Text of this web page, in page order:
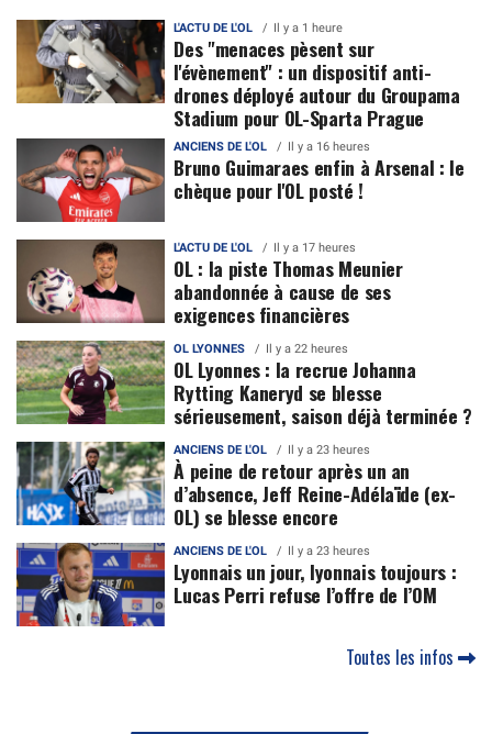
L'ACTU DE L'OL Il y a 1 heure
Des "menaces pèsent sur
l'évènement" : un dispositif anti-
drones déployé autour du Groupama
Stadium pour OL-Sparta Prague
ANCIENS DE L'OL Il y a 16 heures
Bruno Guimaraes enfin à Arsenal : le
chèque pour l'OL posté !
L'ACTU DE L'OL Il y a 17 heures
OL : la piste Thomas Meunier
abandonnée à cause de ses
exigences financières
OL LYONNES Il y a 22 heures
OL Lyonnes : la recrue Johanna
Rytting Kaneryd se blesse
sérieusement, saison déjà terminée ?
ANCIENS DE L'OL Il y a 23 heures
À peine de retour après un an
d’absence, Jeff Reine-Adélaïde (ex-
OL) se blesse encore
ANCIENS DE L'OL Il y a 23 heures
Lyonnais un jour, lyonnais toujours :
Lucas Perri refuse l’offre de l’OM
Toutes les infos